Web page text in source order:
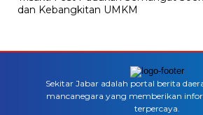
dan Kebangkitan UMKM
Sekitar Jabar adalah portal berita
mancanegara yang memberikan
terpercaya.